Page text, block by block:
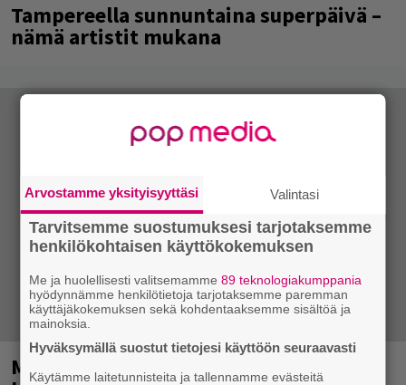
Tampereella sunnuntaina superpäivä –
nämä artistit mukana
Mainio ohjelmatoimisto juhlii
Arvostamme yksityisyyttäsi Valintasi
Tarvitsemme suostumuksesi tarjotaksemme
henkilökohtaisen käyttökokemuksen
Me ja huolellisesti valitsemamme89 teknologiakumppania
hyödynnämme henkilötietoja tarjotaksemme paremman
käyttäjäkokemuksen sekä kohdentaaksemme sisältöä ja
mainoksia.
Hyväksymällä suostut tietojesi käyttöön seuraavasti
Käytämme laitetunnisteita ja tallennamme evästeitä